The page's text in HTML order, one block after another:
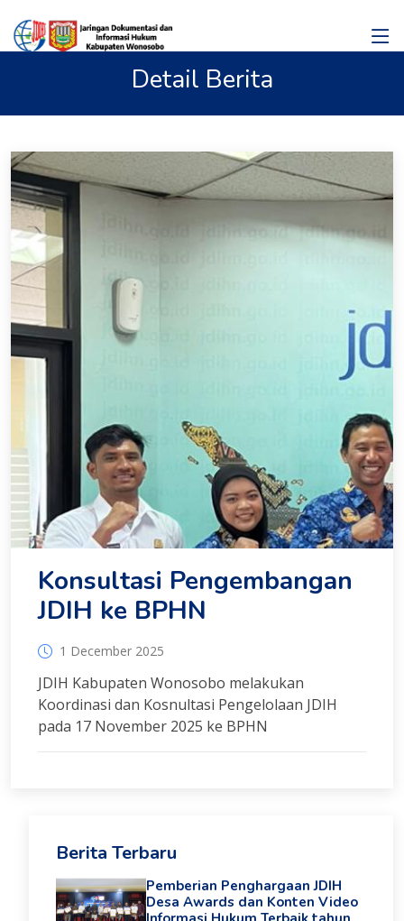
Detail Berita
Konsultasi Pengembangan
JDIH ke BPHN
1 December 2025
JDIH Kabupaten Wonosobo melakukan
Koordinasi dan Kosnultasi Pengelolaan JDIH
pada 17 November 2025 ke BPHN
Berita Terbaru
Pemberian Penghargaan JDIH
Desa Awards dan Konten Video